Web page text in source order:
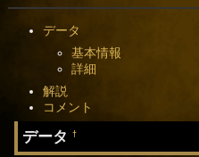
データ
基本情報
詳細
解説
コメント
データ†